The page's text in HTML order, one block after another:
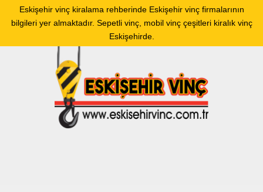
Eskişehir vinç kiralama rehberinde Eskişehir vinç firmalarının
bilgileri yer almaktadır. Sepetli vinç, mobil vinç çeşitleri kiralık vinç
Eskişehirde.